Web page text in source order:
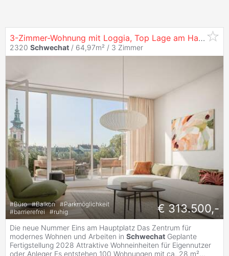
3-Zimmer-Wohnung mit Loggia, Top Lage am Hauptplatz 1 - zu
2320 Schwechat / 64,97m² / 3 Zimmer
#Büro #Balkon #Parkmöglichkeit
#barrierefrei #ruhig € 313.500,-
Die neue Nummer Eins am Hauptplatz Das Zentrum für
modernes Wohnen und Arbeiten in Schwechat Geplante
Fertigstellung 2028 Attraktive Wohneinheiten für Eigennutzer
oder Anleger Es entstehen 100 Wohnungen mit ca. 28 m²...